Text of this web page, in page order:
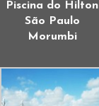
Piscina do Hilton
São Paulo
Morumbi